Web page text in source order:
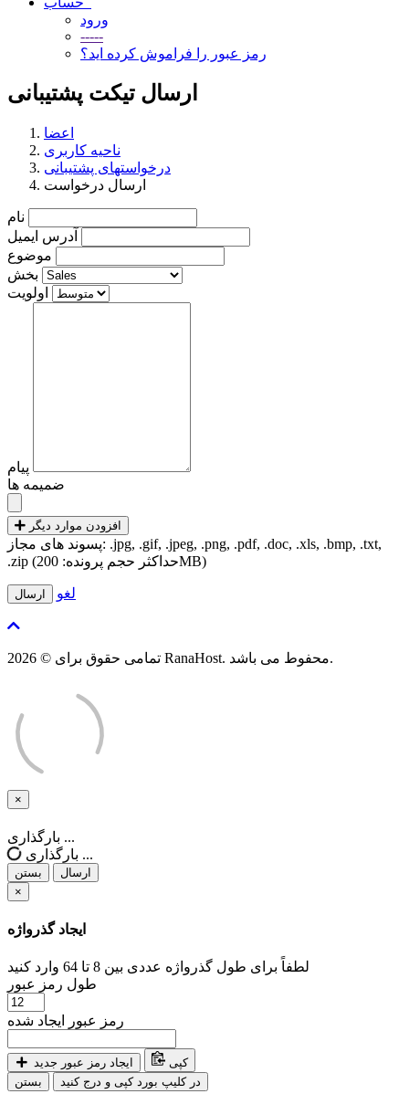
ورود
-----
رمز عبور را فراموش کرده اید؟
ارسال تیکت پشتیبانی
اعضا
ناحیه کاربری
درخواستهای پشتیبانی
ارسال درخواست
نام
آدرس ایمیل
موضوع
بخش
اولویت
پیام
ضمیمه ها
افزودن موارد دیگر
پسوند های مجاز: .jpg, .gif, .jpeg, .png, .pdf, .doc, .xls, .bmp, .txt,
.zip (حداکثر حجم پرونده: 200MB)
لغو
تمامی حقوق برای © 2026 RanaHost. محفوط می باشد.
×
بستن
بارگذاری ...
بارگذاری ...
بستن
ارسال
×
ایجاد گذرواژه
لطفاً برای طول گذرواژه عددی بین 8 تا 64 وارد کنید
طول رمز عبور
رمز عبور ایجاد شده
ایجاد رمز عبور جدید
کپی
بستن
در کلیپ بورد کپی و درج کنید